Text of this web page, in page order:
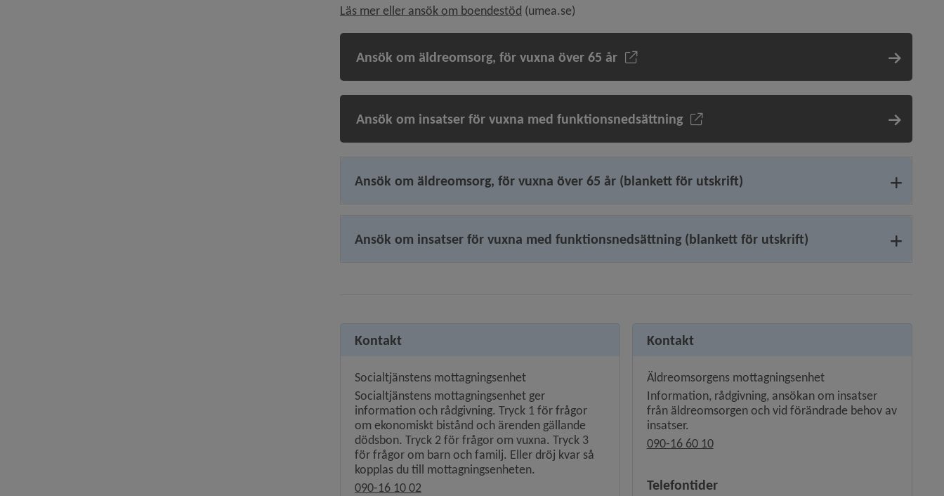
Läs mer eller ansök om boendestöd (umea.se)
Ansök om äldreomsorg, för vuxna över 65 år
Ansök om insatser för vuxna med funktionsnedsättning
Ansök om äldreomsorg, för vuxna över 65 år (blankett för utskrift)
Ansök om insatser för vuxna med funktionsnedsättning (blankett för utskrift)
Kontakt
Socialtjänstens mottagningsenhet
Socialtjänstens mottagningsenhet ger
information och rådgivning. Tryck 1 för frågor
om ekonomiskt bistånd och ärenden gällande
dödsbon. Tryck 2 för frågor om vuxna. Tryck 3
för frågor om barn och familj. Eller dröj kvar så
kopplas du till mottagningsenheten.
090-16 10 02
Kontakt
Äldreomsorgens mottagningsenhet
Information, rådgivning, ansökan om insatser
från äldreomsorgen och vid förändrade behov av
insatser.
090-16 60 10
Telefontider